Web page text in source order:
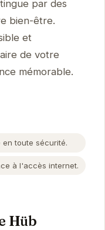
par des
bien-être.
et
de votre
mémorable.
toute sécurité.
à l'accès internet.
Hüb